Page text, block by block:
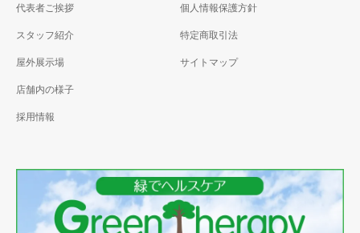
代表者ご挨拶
スタッフ紹介
屋外展示場
店舗内の様子
採用情報
個人情報保護方針
特定商取引法
サイトマップ